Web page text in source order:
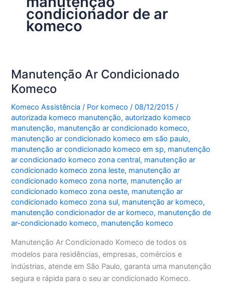
condicionador de ar
komeco
Manutenção Ar Condicionado
Komeco
Komeco Assistência / Por komeco/08/12/2015 /
autorizada komeco manutenção,autorizado komeco
manutenção, manutenção ar condicionado komeco,
manutenção ar condicionado komeco em são paulo,
manutenção ar condicionado komeco em sp, manutenção
ar condicionado komeco zona central, manutenção ar
condicionado komeco zona leste, manutenção ar
condicionado komeco zona norte, manutenção ar
condicionado komeco zona oeste, manutenção ar
condicionado komeco zona sul, manutenção ar komeco,
manutenção condicionador de ar komeco, manutenção de
ar-condicionado komeco, manutenção komeco
Manutenção Ar Condicionado Komeco de todos os
modelos para residências, empresas, comércios e
indústrias, atende em São Paulo, garanta uma manutenção
segura e rápida para o seu ar condicionado Komeco.